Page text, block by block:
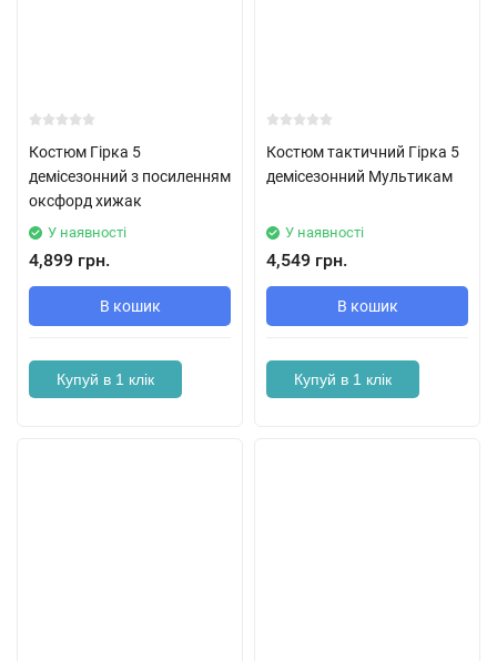
Костюм Гірка 5
демісезонний з посиленням
оксфорд хижак
У наявності
4,899 грн.
В кошик
Купуй в 1 клік
Костюм тактичний Гірка 5
демісезонний Мультикам
У наявності
4,549 грн.
В кошик
Купуй в 1 клік